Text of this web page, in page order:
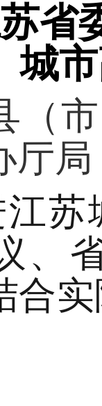
省
城
（
厅
江
、
合